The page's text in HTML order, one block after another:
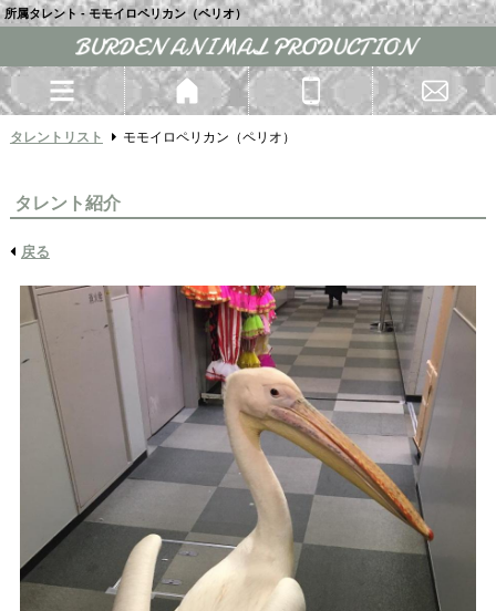
所属タレント - モモイロペリカン（ペリオ）
タレントリスト モモイロペリカン（ペリオ）
タレント紹介
戻る